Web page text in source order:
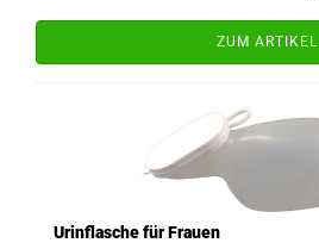
ZUM ARTIKEL
Urinflasche für Frauen